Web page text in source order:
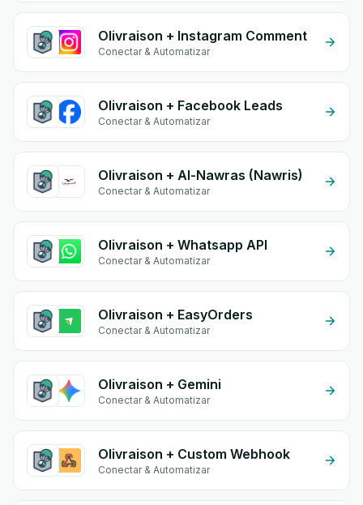
Olivraison + Instagram Comment
Conectar & Automatizar
Olivraison + Facebook Leads
Conectar & Automatizar
Olivraison + Al-Nawras (Nawris)
Conectar & Automatizar
Olivraison + Whatsapp API
Conectar & Automatizar
Olivraison + EasyOrders
Conectar & Automatizar
Olivraison + Gemini
Conectar & Automatizar
Olivraison + Custom Webhook
Conectar & Automatizar